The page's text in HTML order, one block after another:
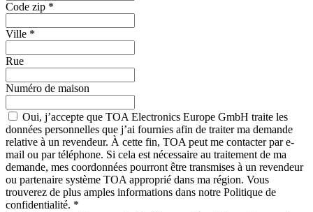
Code zip *
Ville *
Rue
Numéro de maison
Oui, j’accepte que TOA Electronics Europe GmbH traite les
données personnelles que j’ai fournies afin de traiter ma demande
relative à un revendeur. À cette fin, TOA peut me contacter par e-
mail ou par téléphone. Si cela est nécessaire au traitement de ma
demande, mes coordonnées pourront être transmises à un revendeur
ou partenaire système TOA approprié dans ma région. Vous
trouverez de plus amples informations dans notre Politique de
confidentialité. *